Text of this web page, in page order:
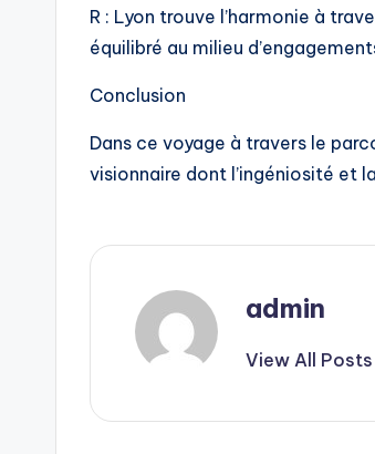
R : Lyon trouve l’harmonie à
équilibré au milieu
Conclusion
Dans ce voyage à travers le
visionnaire dont l’ingéniosité et
admin
View All Posts